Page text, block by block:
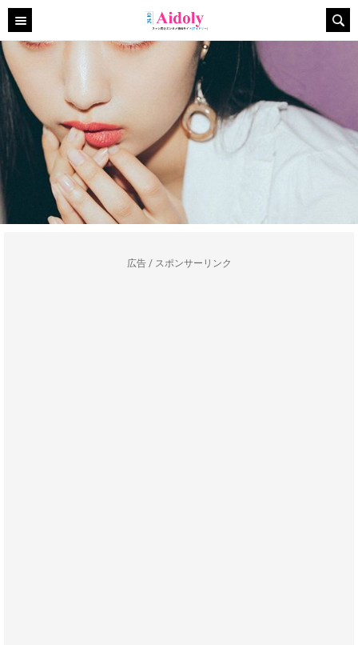
広告 / スポンサーリンク